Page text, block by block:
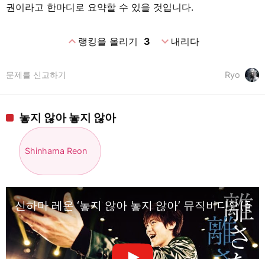
권이라고 한마디로 요약할 수 있을 것입니다.
expand_less랭킹을 올리기 3 expand_more내리다
Ryo
문제를 신고하기
놓지 않아 놓지 않아
Shinhama Reon
신하마 레온 ‘놓지 않아 놓지 않아’ 뮤직비디오(풀